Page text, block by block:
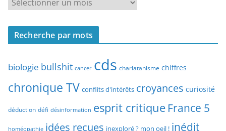
e
a
y
c
r
h
p
a
Recherche par mots
biologie bullshit cancer cds charlatanisme chiffres
chronique TV conflits d'intérêts croyances curiosité
déduction défi désinformation esprit critique France 5
homéopathie idées reçues inexploré ? mon oeil ! inédit